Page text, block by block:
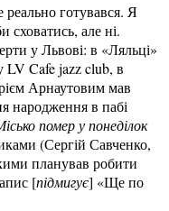
реально готувався. Я
сховатись, але ні.
у Львові: в «Ляльці»
Cafe jazz club, в
Арнаутовим мав
народження в пабі
помер у понеділок
(Сергій Савченко,
планував робити
[підмигує] «Ще по